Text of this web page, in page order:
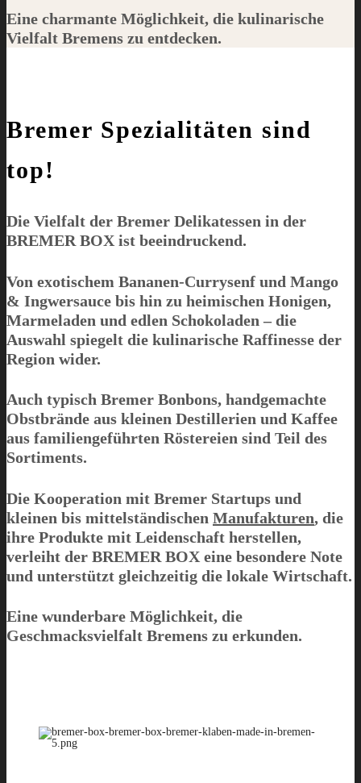
Eine charmante Möglichkeit, die kulinarische
Vielfalt Bremens zu entdecken.
Bremer Spezialitäten sind
top!
Die Vielfalt der Bremer Delikatessen in der
BREMER BOX ist beeindruckend.
Von exotischem Bananen-Currysenf und Mango
& Ingwersauce bis hin zu heimischen Honigen,
Marmeladen und edlen Schokoladen – die
Auswahl spiegelt die kulinarische Raffinesse der
Region wider.
Auch typisch Bremer Bonbons, handgemachte
Obstbrände aus kleinen Destillerien und Kaffee
aus familiengeführten Röstereien sind Teil des
Sortiments.
Die Kooperation mit Bremer Startups und
kleinen bis mittelständischen Manufakturen, die
ihre Produkte mit Leidenschaft herstellen,
verleiht der BREMER BOX eine besondere Note
und unterstützt gleichzeitig die lokale Wirtschaft.
Eine wunderbare Möglichkeit, die
Geschmacksvielfalt Bremens zu erkunden.